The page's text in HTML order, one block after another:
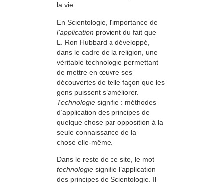
la vie.
En Scientologie, l’importance de
l’application provient du fait que
L. Ron Hubbard a développé,
dans le cadre de la religion, une
véritable technologie permettant
de mettre en œuvre ses
découvertes de telle façon que les
gens puissent s’améliorer.
Technologie signifie : méthodes
d’application des principes de
quelque chose par opposition à la
seule connaissance de la
chose elle-même.
Dans le reste de ce site, le mot
technologie signifie l’application
des principes de Scientologie. Il